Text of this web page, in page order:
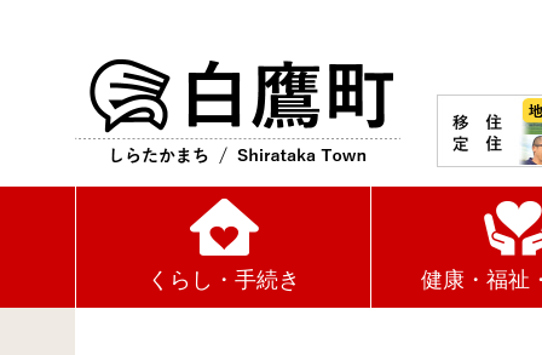
くらし・手続き 健康・福祉